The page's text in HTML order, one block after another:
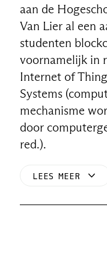
aan de
Van Lier al een
studenten
voornamelijk in
Internet of
Systems
mechanisme
door
red.).
LEES MEER